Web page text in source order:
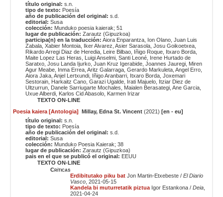
título original: s.n.
tipo de texto: Poesía
año de publicación del original: s.d.
editorial: Susa
colección: Munduko poesia kaierak; 51
lugar de publicación: Zarautz (Gipuzkoa)
participa(n) en la traducción: Aiora Enparantza Ion Olano ,Juan Luis
Zabala ,Xabier Montoia Iker Alvarez ,Asier Sarasola ,Josu Goikoetxea
Rikardo Arregi Diaz de Heredia Leire Bilbao Iñigo Roque Itxaro Borda
Maite Lopez Las Heras
Luigi Anselmi ,Santi Leoné Irene Hurtado de
Saratxo ,Josu Landa Ijurko ,Juan Kruz Igerabide ,Joannes Jauregi Miren
Agur Meabe Inma Errea ,Aritz Galarraga ,Gerardo Markuleta ,Angel Erro
Aiora Jaka ,Anjel Lertxundi Iñigo Aranbarri Itxaro Borda ,Joxemari
Sestorain Harkaitz Cano ,Garazi Ugalde Irati Majuelo Itziar Diez de
Ultzurrun Danele Sarriugarte Mochales Maialen Berasategi ,Ane Garcia
Uxue Alberdi Karlos Cid Abasolo Karmen Irizar
TEXTO ON-LINE
Poesia kaiera [Antologia]
Millay, Edna St. Vincent (2021)[en - eu]
título original: s.n.
tipo de texto: Poesía
año de publicación del original: s.d.
editorial: Susa
colección: Munduko Poesia Kaierak; 38
lugar de publicación: Zarautz (Gipuzkoa)
pais en el que se publicó el original: EEUU
TEXTO ON-LINE
Críticas
Erdibitutako piku bat Jon Martin-Etxebeste /El Diario
Vasco , 2021-05-15
Kandela bi muturretatik piztua Igor Estankona /Deia
2021-04-24